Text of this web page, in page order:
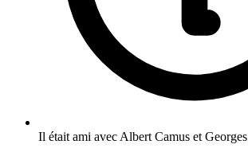
Il était ami avec Albert Camus et